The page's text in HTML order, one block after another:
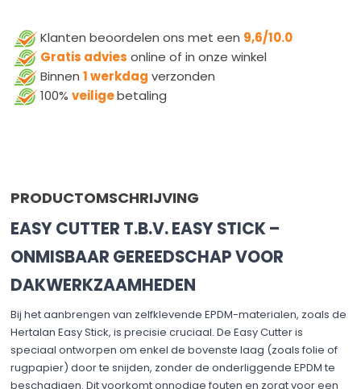
Klanten beoordelen ons met een 9,6/10.0
Gratis advies online of in onze winkel
Binnen 1 werkdag verzonden
100% veiligebetaling
PRODUCTOMSCHRIJVING
EASY CUTTER T.B.V. EASY STICK –
ONMISBAAR GEREEDSCHAP VOOR
DAKWERKZAAMHEDEN
Bij het aanbrengen van zelfklevende EPDM-materialen, zoals de
Hertalan Easy Stick, is precisie cruciaal. De Easy Cutter is
speciaal ontworpen om enkel de bovenste laag (zoals folie of
rugpapier) door te snijden, zonder de onderliggende EPDM te
beschadigen. Dit voorkomt onnodige fouten en zorgt voor een